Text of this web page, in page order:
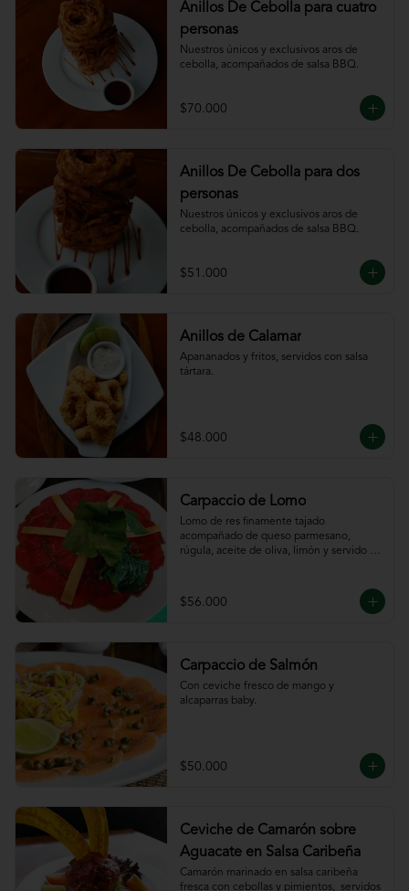
Anillos De Cebolla para cuatro
personas
Nuestros únicos y exclusivos aros de
cebolla, acompañados de salsa BBQ.
$70.000
Anillos De Cebolla para dos
personas
Nuestros únicos y exclusivos aros de
cebolla, acompañados de salsa BBQ.
$51.000
Anillos de Calamar
Apananados y fritos, servidos con salsa
tártara.
$48.000
Carpaccio de Lomo
Lomo de res finamente tajado
acompañado de queso parmesano,
rúgula, aceite de oliva, limón y servido
$56.000
Carpaccio de Salmón
Con ceviche fresco de mango y
alcaparras baby.
$50.000
Ceviche de Camarón sobre
Aguacate en Salsa Caribeña
Camarón marinado en salsa caribeña
fresca con cebollas y pimientos,  servidos